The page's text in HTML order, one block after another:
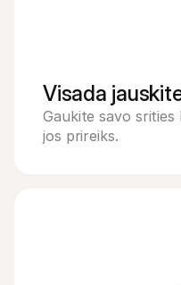
Visada
Gaukite savo srities
jos prireiks.